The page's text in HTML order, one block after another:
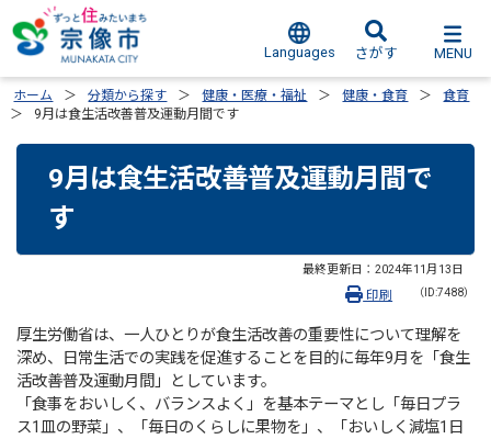
Languages さがす MENU
ホーム 分類から探す 健康・医療・福祉 健康・食育
食育
9月は食生活改善普及運動月間です
9月は食生活改善普及運動月間で
す
最終更新日： 2024年11月13日
（ID:7488）
印刷
厚生労働省は、一人ひとりが食生活改善の重要性について理解を
深め、日常生活での実践を促進することを目的に毎年9月を「食生
活改善普及運動月間」としています。
「食事をおいしく、バランスよく」を基本テーマとし「毎日プラ
ス1皿の野菜」、「毎日のくらしに果物を」、「おいしく減塩1日